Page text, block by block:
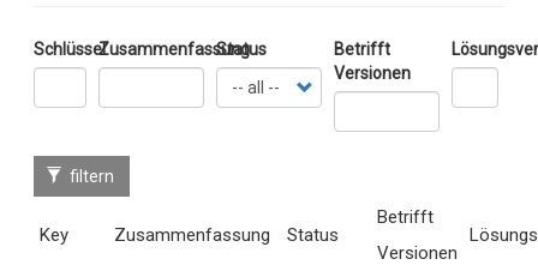
SchlüsselZusammenfassung
Status
Betrifft
Versionen
filtern
Key Zusammenfassung Status
Betrifft
Versionen